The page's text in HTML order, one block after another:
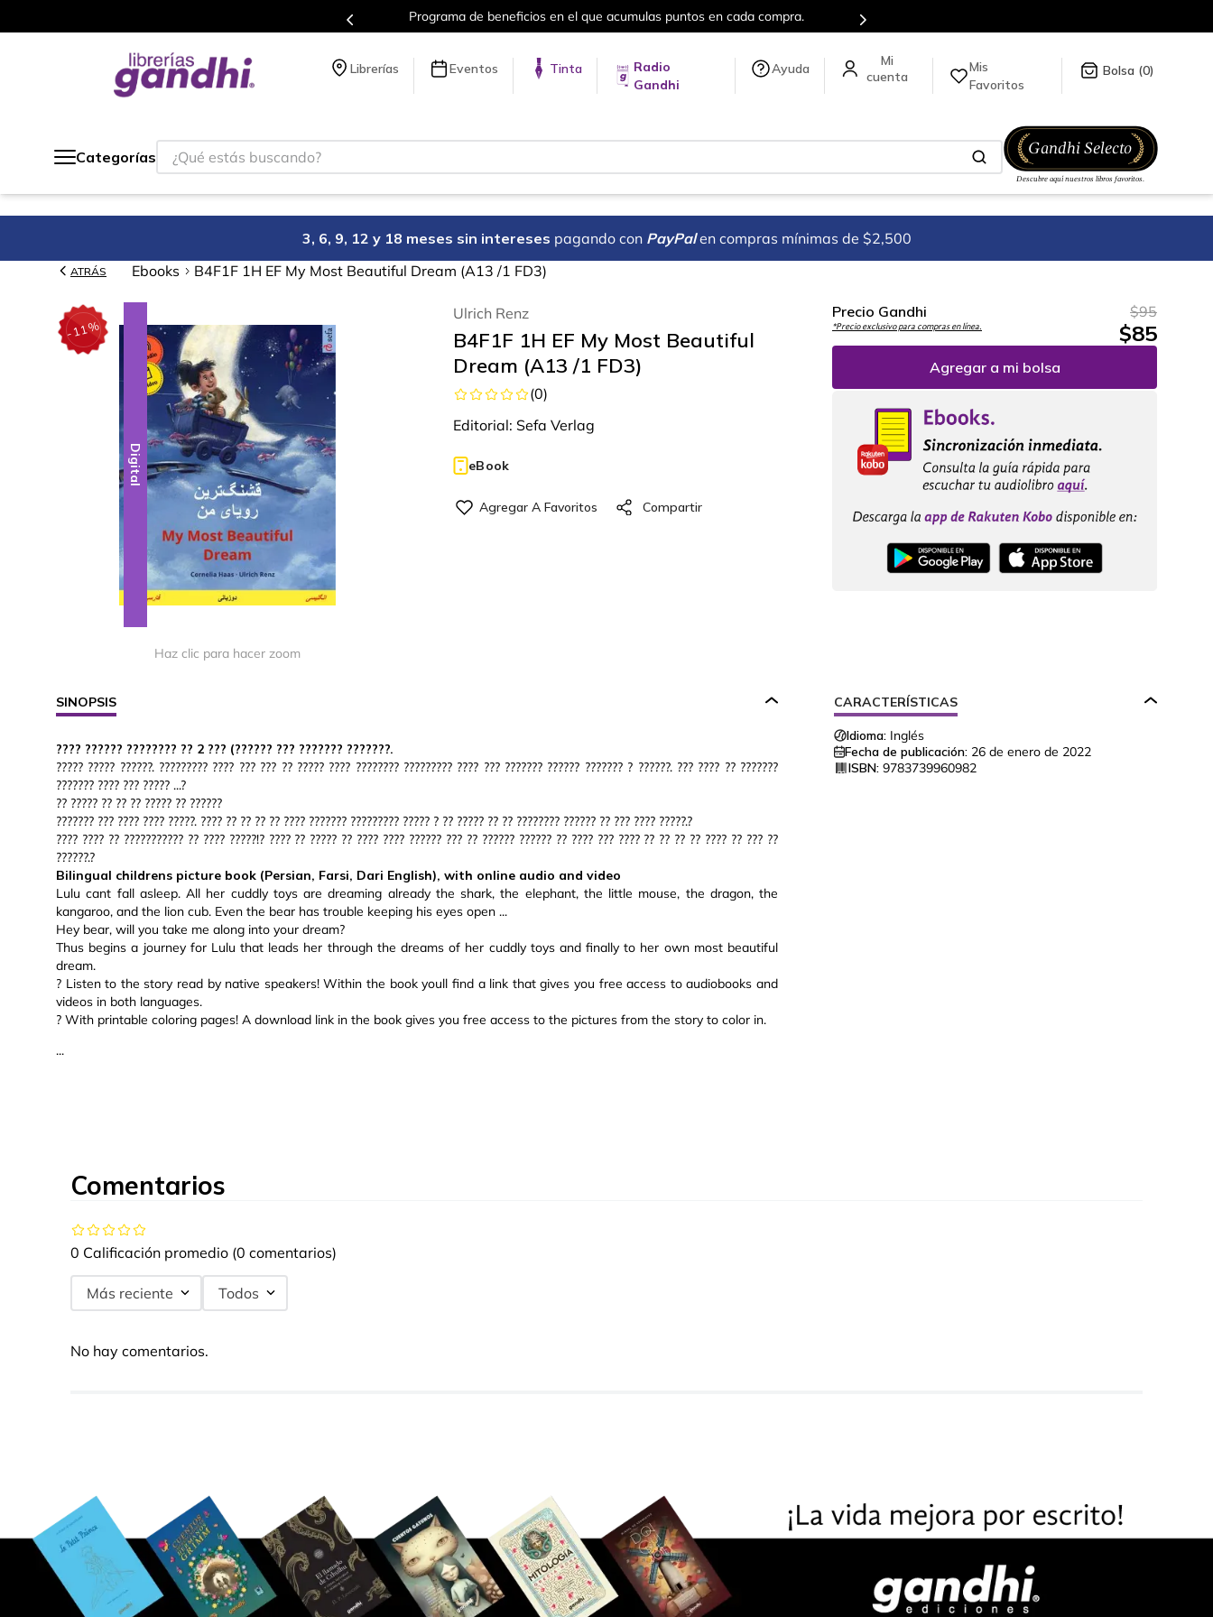
Programa de beneficios en el que acumulas puntos en cada compra. Más de 5 millones de títulos en nuestra tienda en línea.
Librerías Eventos Tinta
Radio
Gandhi
Ayuda
Mis
Favoritos
0
Categorías
¿Qué estás buscando?
3, 6, 9, 12 y 18 meses sin intereses pagando con PayPal en compras mínimas de $2,500
ATRÁS Ebooks B4F1F 1H EF My Most Beautiful Dream (A13 /1 FD3)
-11%
Digital
Haz clic para hacer zoom
Ulrich Renz
B4F1F 1H EF My Most Beautiful
Dream (A13 /1 FD3)
(0)
Editorial: Sefa Verlag
eBook
Precio Gandhi
*Precio exclusivo para compras en línea.
$95
$85
Agregar a mi bolsa
SINOPSIS
???? ?????? ???????? ?? 2 ??? (?????? ??? ??????? ???????.
????? ????? ??????. ????????? ???? ??? ??? ?? ????? ???? ???????? ????????? ???? ??? ??????? ?????? ??????? ? ??????. ??? ???? ?? ???????
??????? ???? ??? ????? ...?
?? ????? ?? ?? ?? ????? ?? ??????
??????? ??? ???? ???? ?????. ???? ?? ?? ?? ?? ???? ??????? ????????? ????? ? ?? ????? ?? ?? ???????? ?????? ?? ??? ???? ?????.?
???? ???? ?? ??????????? ?? ???? ?????!? ???? ?? ????? ?? ???? ???? ?????? ??? ?? ?????? ?????? ?? ???? ??? ???? ?? ?? ?? ?? ???? ?? ??? ??
??????.?
Bilingual childrens picture book (Persian, Farsi, Dari English), with online audio and video
Lulu cant fall asleep. All her cuddly toys are dreaming already the shark, the elephant, the little mouse, the dragon, the
kangaroo, and the lion cub. Even the bear has trouble keeping his eyes open ...
Hey bear, will you take me along into your dream?
Thus begins a journey for Lulu that leads her through the dreams of her cuddly toys and finally to her own most beautiful
dream.
? Listen to the story read by native speakers! Within the book youll find a link that gives you free access to audiobooks and
videos in both languages.
? With printable coloring pages! A download link in the book gives you free access to the pictures from the story to color in.
...
CARACTERÍSTICAS
Idioma: Inglés
Fecha de publicación: 26 de enero de 2022
ISBN: 9783739960982
Comentarios
0 Calificación promedio (0 comentarios)
Más reciente Todos
No hay comentarios.